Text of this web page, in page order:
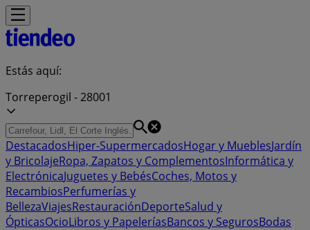
Estás aquí:
Torreperogil - 28001
DestacadosHiper-SupermercadosHogar y MueblesJardín
y BricolajeRopa, Zapatos y ComplementosInformática y
ElectrónicaJuguetes y BebésCoches, Motos y
RecambiosPerfumerías y
BellezaViajesRestauraciónDeporteSalud y
ÓpticasOcioLibros y PapeleríasBancos y SegurosBodas